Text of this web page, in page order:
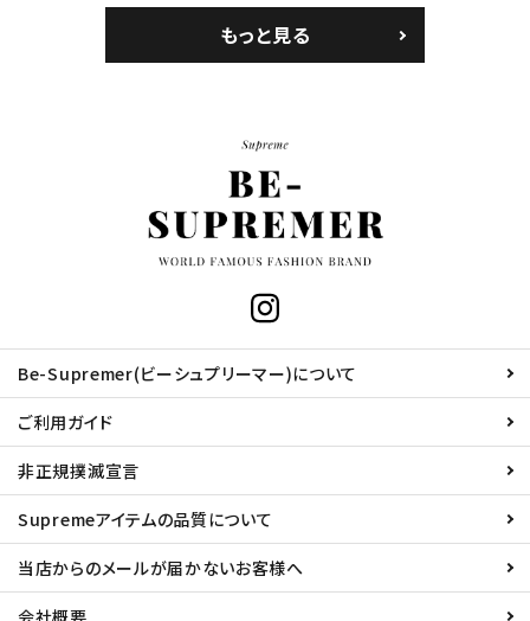
もっと見る
Be-Supremer(ビーシュプリーマー)について
ご利用ガイド
非正規撲滅宣言
Supremeアイテムの品質について
当店からのメールが届かないお客様へ
会社概要